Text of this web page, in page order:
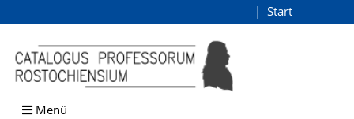
Browsen
direkt zum Inhalt
Start
Menü